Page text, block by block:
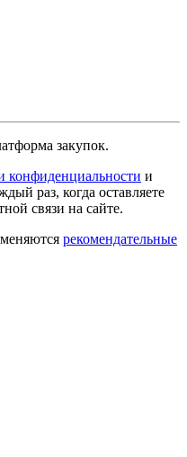
закупок.
конфиденциальности и
раз, когда оставляете
связи на сайте.
рекомендательные